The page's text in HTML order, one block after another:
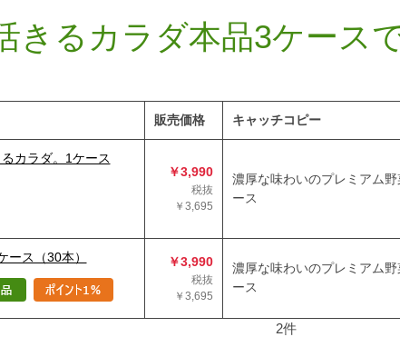
きるカラダ本品3ケース
販売価格 キャッチコピー
カラダ。1ケース
￥3,990
税抜
￥3,695
濃厚な味わいのプレミアム野
ース
ス（30本） ￥3,990
税抜
￥3,695
濃厚な味わいのプレミアム野
ース
2件